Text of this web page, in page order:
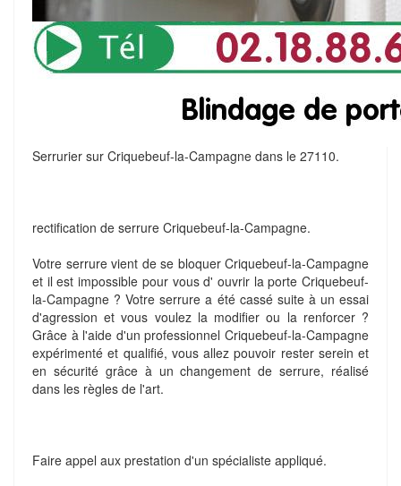
Serrurier sur Criquebeuf-la-Campagne dans le 27110.
rectification de serrure Criquebeuf-la-Campagne.
Votre serrure vient de se bloquer Criquebeuf-la-Campagne
et il est impossible pour vous d' ouvrir la porte Criquebeuf-
la-Campagne ? Votre serrure a été cassé suite à un essai
d'agression et vous voulez la modifier ou la renforcer ?
Grâce à l'aide d'un professionnel Criquebeuf-la-Campagne
expérimenté et qualifié, vous allez pouvoir rester serein et
en sécurité grâce à un changement de serrure, réalisé
dans les règles de l'art.
Faire appel aux prestation d'un spécialiste appliqué.